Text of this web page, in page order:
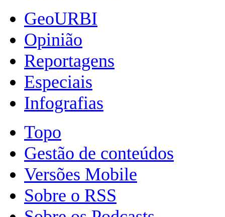
GeoURBI
Opinião
Reportagens
Especiais
Infografias
Topo
Gestão de conteúdos
Versões Mobile
Sobre o RSS